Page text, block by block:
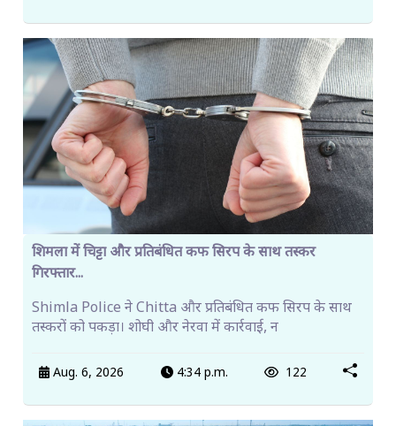
शिमला में चिट्टा और प्रतिबंधित कफ सिरप के साथ तस्कर
गिरफ्तार...
Shimla Police ने Chitta और प्रतिबंधित कफ सिरप के साथ
तस्करों को पकड़ा। शोघी और नेरवा में कार्रवाई, न
Aug. 6, 2026 4:34 p.m. 122